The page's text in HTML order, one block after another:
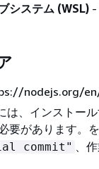
システム (WSL) -
nodejs.org/
は、インストー
要があります。
commit"
、